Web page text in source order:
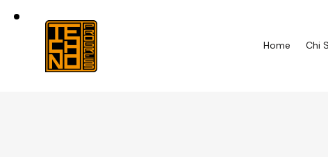
Home Chi